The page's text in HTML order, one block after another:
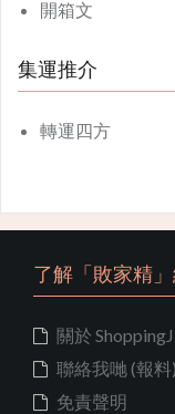
開箱文
集運推介
轉運四方
了解「敗家精
關於
聯絡我哋 (報料)
免責聲明